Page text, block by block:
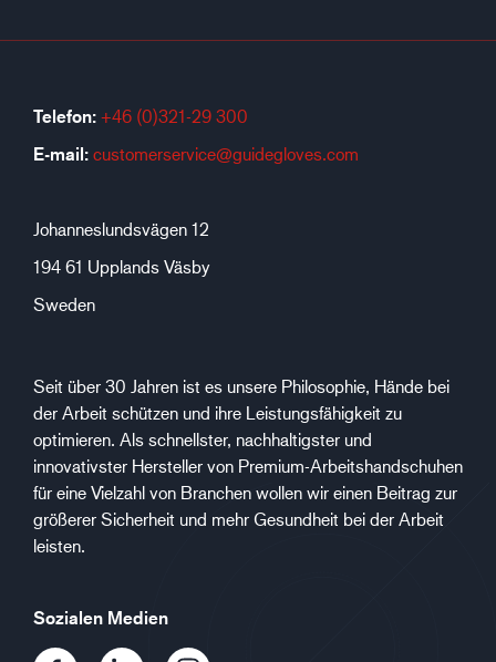
Telefon: +46 (0)321-29 300
E-mail: customerservice@guidegloves.com
Johanneslundsvägen 12
194 61 Upplands Väsby
Sweden
Seit über 30 Jahren ist es unsere Philosophie, Hände bei
der Arbeit schützen und ihre Leistungsfähigkeit zu
optimieren. Als schnellster, nachhaltigster und
innovativster Hersteller von Premium-Arbeitshandschuhen
für eine Vielzahl von Branchen wollen wir einen Beitrag zur
größerer Sicherheit und mehr Gesundheit bei der Arbeit
leisten.
Sozialen Medien